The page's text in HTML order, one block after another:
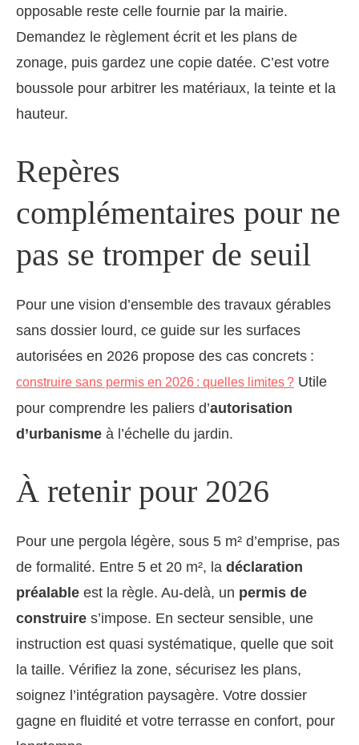
opposable reste celle fournie par la mairie.
Demandez le règlement écrit et les plans de
zonage, puis gardez une copie datée. C’est votre
boussole pour arbitrer les matériaux, la teinte et la
hauteur.
Repères
complémentaires pour ne
pas se tromper de seuil
Pour une vision d’ensemble des travaux gérables
sans dossier lourd, ce guide sur les surfaces
autorisées en 2026 propose des cas concrets :
construire sans permis en 2026 : quelles limites ? Utile
pour comprendre les paliers d’autorisation
d’urbanisme à l’échelle du jardin.
À retenir pour 2026
Pour une pergola légère, sous 5 m² d’emprise, pas
de formalité. Entre 5 et 20 m², la déclaration
préalable est la règle. Au-delà, un permis de
construire s’impose. En secteur sensible, une
instruction est quasi systématique, quelle que soit
la taille. Vérifiez la zone, sécurisez les plans,
soignez l’intégration paysagère. Votre dossier
gagne en fluidité et votre terrasse en confort, pour